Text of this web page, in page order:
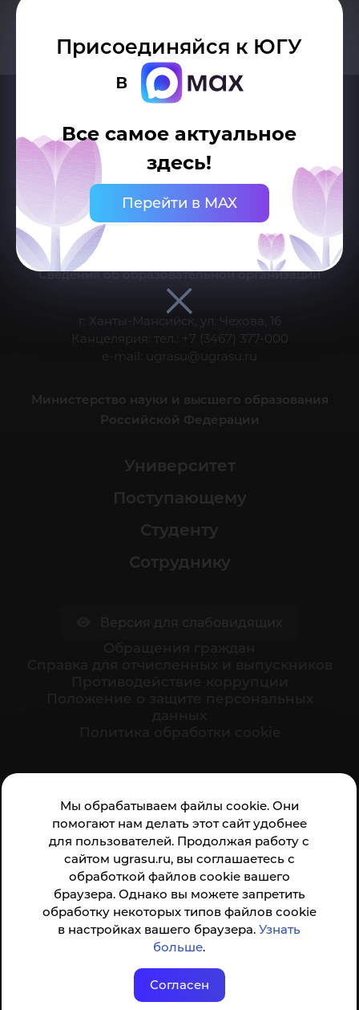
Мы обрабатываем файлы cookie. Они
помогают нам делать этот сайт удобнее
для пользователей. Продолжая работу с
сайтом ugrasu.ru, вы соглашаетесь с
обработкой файлов cookie вашего
браузера. Однако вы можете запретить
обработку некоторых типов файлов cookie
в настройках вашего браузера.Узнать
больше.
Согласен
Присоединяйся к ЮГУ
в
Все самое актуальное
здесь!
Перейти в MAX
Делитесь новостями об университете с хештегом #ЮГУ
Сведения об образовательной организации
г. Ханты-Мансийск, ул. Чехова, 16
Канцелярия: тел.: +7 (3467) 377-000
e-mail: ugrasu@ugrasu.ru
Министерство науки и высшего образования
Российской Федерации
Университет
Поступающему
Студенту
Сотруднику
организации:
Анкета доступна по QR-коду, а так же по прямой
ссылке
© ФГБОУ ВО ЮГУ 2001–2026